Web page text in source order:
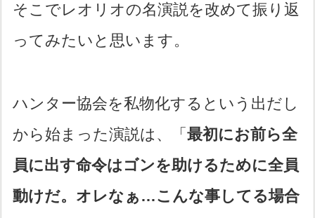
そこでレオリオの名演説を改めて振り返
ってみたいと思います。
ハンター協会を私物化するという出だし
から始まった演説は、「最初にお前ら全
員に出す命令はゴンを助けるために全員
動けだ。オレなぁ…こんな事してる場合